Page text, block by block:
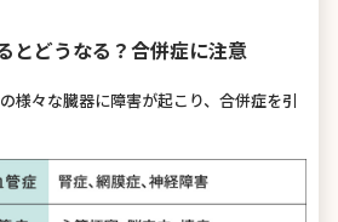
とどうなる？合併症に注意
様々な臓器に障害が起こり、合併症を引